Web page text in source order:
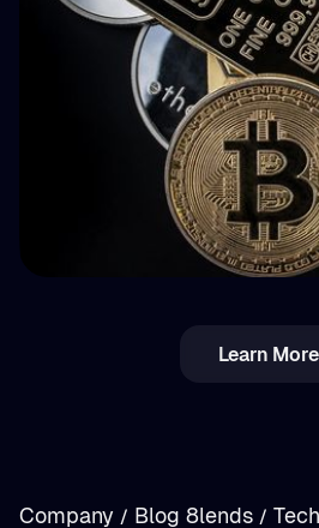
Learn More
Company / Blog 8lends /